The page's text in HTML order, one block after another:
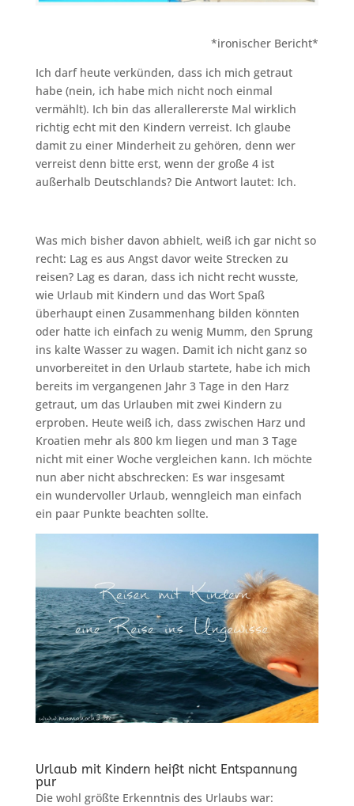
*ironischer Bericht*
Ich darf heute verkünden, dass ich mich getraut
habe (nein, ich habe mich nicht noch einmal
vermählt). Ich bin das allerallererste Mal wirklich
richtig echt mit den Kindern verreist. Ich glaube
damit zu einer Minderheit zu gehören, denn wer
verreist denn bitte erst, wenn der große 4 ist
außerhalb Deutschlands? Die Antwort lautet: Ich.
Was mich bisher davon abhielt, weiß ich gar nicht so
recht: Lag es aus Angst davor weite Strecken zu
reisen? Lag es daran, dass ich nicht recht wusste,
wie Urlaub mit Kindern und das Wort Spaß
überhaupt einen Zusammenhang bilden könnten
oder hatte ich einfach zu wenig Mumm, den Sprung
ins kalte Wasser zu wagen. Damit ich nicht ganz so
unvorbereitet in den Urlaub startete, habe ich mich
bereits im vergangenen Jahr 3 Tage in den Harz
getraut, um das Urlauben mit zwei Kindern zu
erproben. Heute weiß ich, dass zwischen Harz und
Kroatien mehr als 800 km liegen und man 3 Tage
nicht mit einer Woche vergleichen kann. Ich möchte
nun aber nicht abschrecken: Es war insgesamt
ein wundervoller Urlaub, wenngleich man einfach
ein paar Punkte beachten sollte.
Urlaub mit Kindern heißt nicht Entspannung
pur
Die wohl größte Erkenntnis des Urlaubs war: